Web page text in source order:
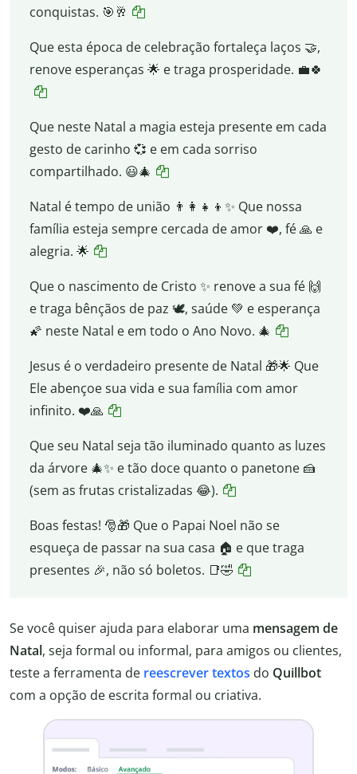
conquistas. 🎯🥂
Que esta época de celebração fortaleça laços 🤝,
renove esperanças 🌟 e traga prosperidade. 💼🍀
Que neste Natal a magia esteja presente em cada
gesto de carinho 💞 e em cada sorriso
compartilhado. 😃🎄
Natal é tempo de união 👨‍👩‍👧‍👦✨ Que nossa
família esteja sempre cercada de amor ❤️, fé 🙏 e
alegria. 🌟
Que o nascimento de Cristo ✨ renove a sua fé 🙌
e traga bênçãos de paz 🕊️, saúde 💚 e esperança
🌠 neste Natal e em todo o Ano Novo. 🎄
Jesus é o verdadeiro presente de Natal 🎁🌟 Que
Ele abençoe sua vida e sua família com amor
infinito. ❤️🙏
Que seu Natal seja tão iluminado quanto as luzes
da árvore 🎄✨ e tão doce quanto o panetone 🍰
(sem as frutas cristalizadas 😂).
Boas festas! 🎅🎁 Que o Papai Noel não se
esqueça de passar na sua casa 🏠 e que traga
presentes 🎉, não só boletos. 📑🤣
Se você quiser ajuda para elaborar uma mensagem de
Natal, seja formal ou informal, para amigos ou clientes,
teste a ferramenta de reescrever textos do Quillbot
com a opção de escrita formal ou criativa.